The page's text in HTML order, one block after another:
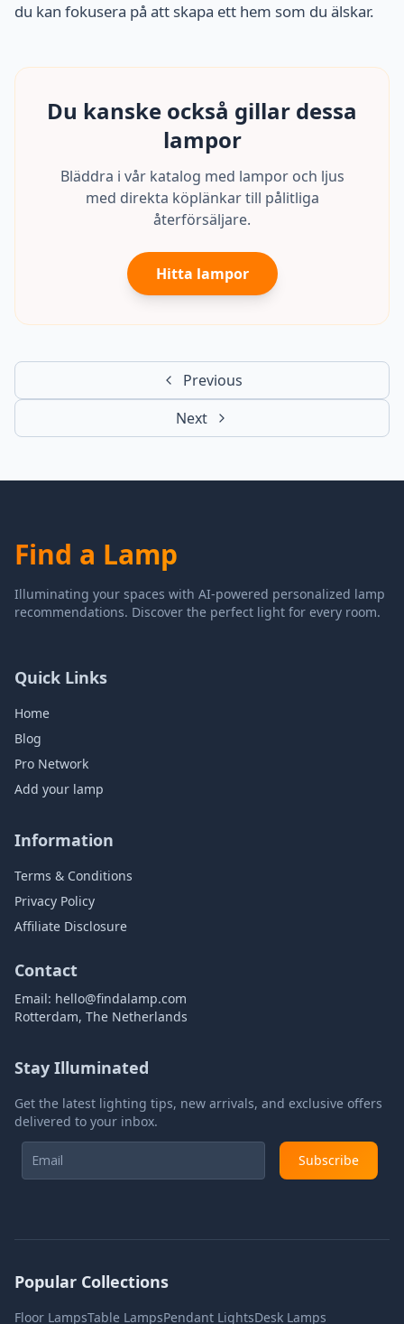
du kan fokusera på att skapa ett hem som du älskar.
Du kanske också gillar dessa
lampor
Bläddra i vår katalog med lampor och ljus
med direkta köplänkar till pålitliga
återförsäljare.
Hitta lampor
Previous
Next
Find a Lamp
Illuminating your spaces with AI-powered personalized lamp
recommendations. Discover the perfect light for every room.
Quick Links
Home
Blog
Pro Network
Add your lamp
Information
Terms & Conditions
Privacy Policy
Affiliate Disclosure
Contact
Email: hello@findalamp.com
Rotterdam, The Netherlands
Stay Illuminated
Get the latest lighting tips, new arrivals, and exclusive offers
delivered to your inbox.
Subscribe
Popular Collections
Floor LampsTable LampsPendant LightsDesk Lamps